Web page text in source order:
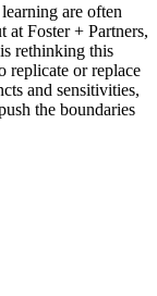
are often
at Foster + Partners,
rethinking this
replicate or replace
and sensitivities,
the boundaries